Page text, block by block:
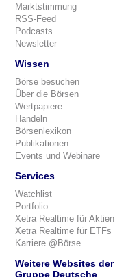
Marktstimmung
RSS-Feed
Podcasts
Newsletter
Wissen
Börse besuchen
Über die Börsen
Wertpapiere
Handeln
Börsenlexikon
Publikationen
Events und Webinare
Services
Watchlist
Portfolio
Xetra Realtime für Aktien
Xetra Realtime für ETFs
Karriere @Börse
Weitere Websites der
Gruppe Deutsche